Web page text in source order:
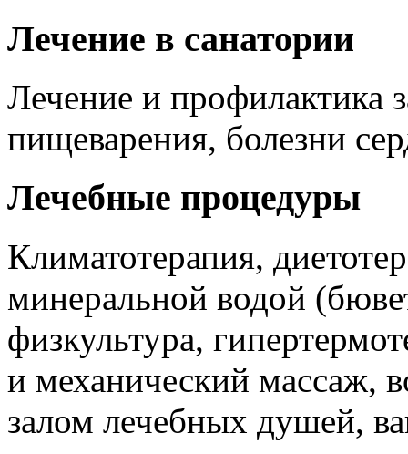
Лечение в санатории
Лечение и профилактика
пищеварения, болезни
Лечебные процедуры
Климатотерапия,
минеральной водой
физкультура,
и механический массаж,
залом лечебных душей,